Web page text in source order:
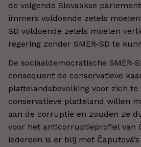
de volgende Slovaakse
immers voldoende zetels
SD voldoende zetels moeten
regering zonder SMER-SD te
De sociaaldemocratische SMER-
consequent de conservatieve
plattelandsbevolking voor zich te
conservatieve platteland willen
aan de corruptie en zouden ze
voor het anticorruptieprofiel van
iedereen is er blij met